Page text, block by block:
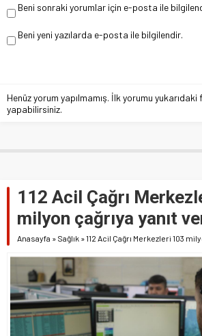
Beni sonraki yorumlar için e-posta ile
Beni yeni yazılarda e-posta ile bilgilendir.
Henüz yorum yapılmamış. İlk yorumu yukarıdaki
yapabilirsiniz.
112 Acil Çağrı
milyon çağrıya yanıt
Anasayfa » Sağlık »112 Acil Çağrı Merkezleri 103